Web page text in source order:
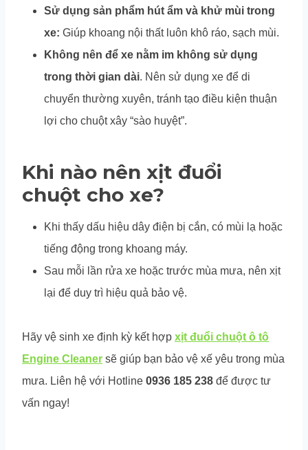
Sử dụng sản phẩm hút ẩm và khử mùi trong
xe: Giúp khoang nội thất luôn khô ráo, sạch mùi.
Không nên để xe nằm im không sử dụng
trong thời gian dài. Nên sử dụng xe để di
chuyển thường xuyên, tránh tạo điều kiện thuận
lợi cho chuột xây “sào huyệt”.
Khi nào nên xịt đuổi
chuột cho xe?
Khi thấy dấu hiệu dây điện bị cắn, có mùi lạ hoặc
tiếng động trong khoang máy.
Sau mỗi lần rửa xe hoặc trước mùa mưa, nên xịt
lại để duy trì hiệu quả bảo vệ.
Hãy vệ sinh xe định kỳ kết hợp xịt đuổi chuột ô tô
Engine Cleaner sẽ giúp bạn bảo vệ xế yêu trong mùa
mưa. Liên hệ với Hotline 0936 185 238 để được tư
vấn ngay!